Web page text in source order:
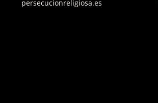
persecucionreligiosa.es